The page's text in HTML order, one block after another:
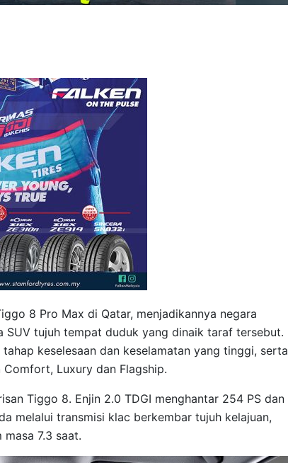
8 Pro Max di Qatar, menjadikannya negara
SUV tujuh tempat duduk yang dinaik taraf tersebut.
keselesaan dan keselamatan yang tinggi, serta
Luxury dan Flagship.
Tiggo 8. Enjin 2.0 TDGI menghantar 254 PS dan
melalui transmisi klac berkembar tujuh kelajuan,
7.3 saat.